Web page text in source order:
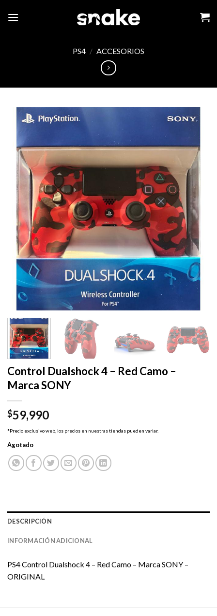
PS4 / ACCESORIOS
Control Dualshock 4 – Red Camo –
Marca SONY
$59,990
*Precio exclusivo web, los precios en nuestras tiendas pueden variar.
Agotado
DESCRIPCIÓN
INFORMACIÓN ADICIONAL
PS4 Control Dualshock 4 – Red Camo – Marca SONY –
ORIGINAL